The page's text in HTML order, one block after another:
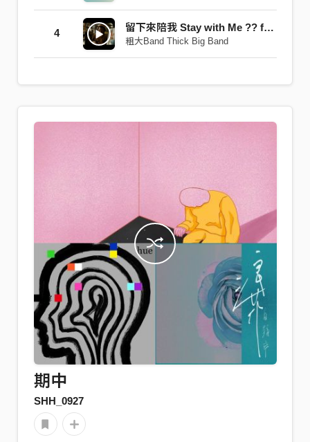
4 留下來陪我 Stay with Me ?? feat.伍悅
粗大Band Thick Big Band
期中
SHH_0927